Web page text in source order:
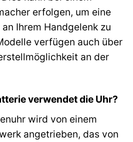
erfolgen, um eine
Ihrem Handgelenk zu
verfügen auch über
an der
verwendet die Uhr?
wird von einem
angetrieben, das von